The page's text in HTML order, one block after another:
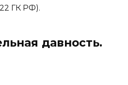
ГК РФ).
давность.